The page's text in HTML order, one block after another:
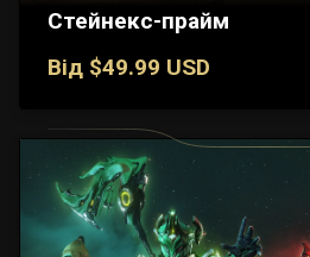
Стейнекс-прайм
Від $49.99 USD